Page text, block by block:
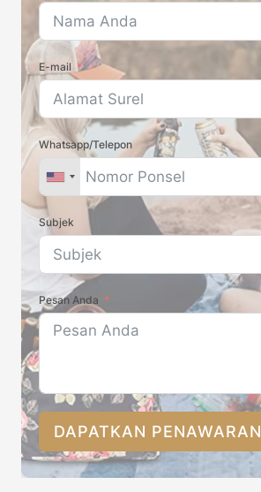
E-mail
Whatsapp/Telepon
Subjek
Pesan Anda
DAPATKAN PENAWARAN